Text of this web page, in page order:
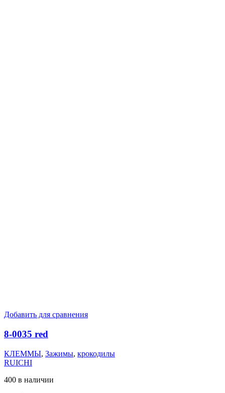
Добавить для сравнения
8-0035 red
КЛЕММЫ, Зажимы, крокодилы
RUICHI
400 в наличии